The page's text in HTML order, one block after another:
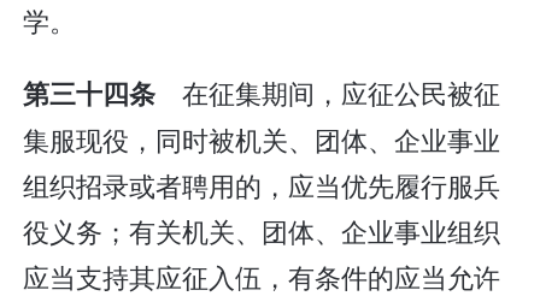
学。
第三十四条 在征集期间，应征公民被征
集服现役，同时被机关、团体、企业事业
组织招录或者聘用的，应当优先履行服兵
役义务；有关机关、团体、企业事业组织
应当支持其应征入伍，有条件的应当允许